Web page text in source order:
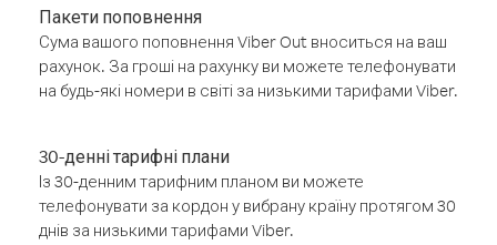
Пакети поповнення
Сума вашого поповнення Viber Out вноситься на ваш
рахунок. За гроші на рахунку ви можете телефонувати
на будь-які номери в світі за низькими тарифами Viber.
30-денні тарифні плани
Із 30-денним тарифним планом ви можете
телефонувати за кордон у вибрану країну протягом 30
днів за низькими тарифами Viber.